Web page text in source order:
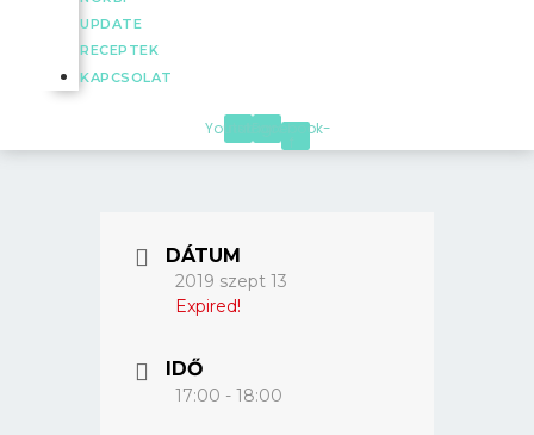
UPDATE
RECEPTEK
KAPCSOLAT
YoutubeInstagram
Facebook-
DÁTUM
2019 szept 13
Expired!
IDŐ
17:00 - 18:00